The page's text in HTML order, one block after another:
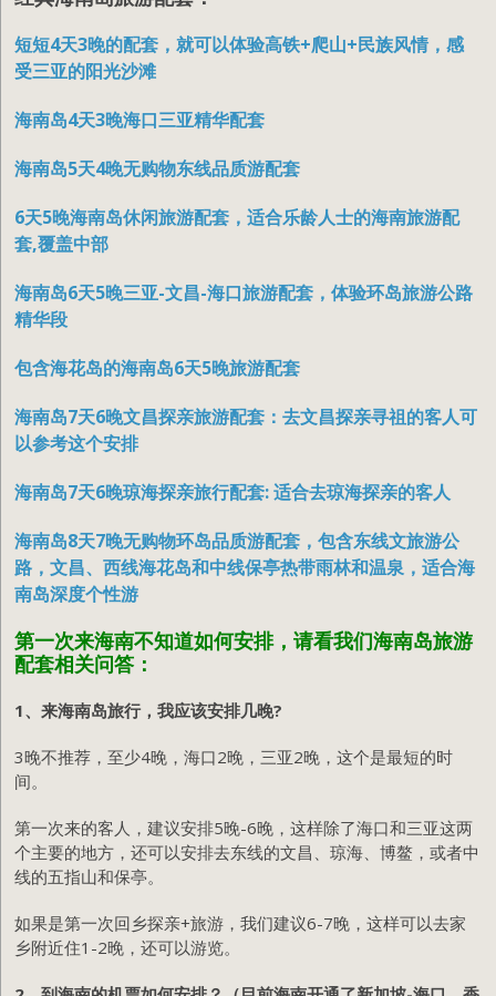
短短4天3晚的配套，就可以体验高铁+爬山+民族风情，感
受三亚的阳光沙滩
海南岛4天3晚海口三亚精华配套
海南岛5天4晚无购物东线品质游配套
6天5晚海南岛休闲旅游配套，适合乐龄人士的海南旅游配
套,覆盖中部
海南岛6天5晚三亚-文昌-海口旅游配套，体验环岛旅游公路
精华段
包含海花岛的海南岛6天5晚旅游配套
海南岛7天6晚文昌探亲旅游配套：去文昌探亲寻祖的客人可
以参考这个安排
海南岛7天6晚琼海探亲旅行配套: 适合去琼海探亲的客人
海南岛8天7晚无购物环岛品质游配套，包含东线文旅游公
路，文昌、西线海花岛和中线保亭热带雨林和温泉，适合海
南岛深度个性游
第一次来海南不知道如何安排，请看我们海南岛旅游
配套相关问答：
1、来海南岛旅行，我应该安排几晚?
3晚不推荐，至少4晚，海口2晚，三亚2晚，这个是最短的时
间。
第一次来的客人，建议安排5晚-6晚，这样除了海口和三亚这两
个主要的地方，还可以安排去东线的文昌、琼海、博鳌，或者中
线的五指山和保亭。
如果是第一次回乡探亲+旅游，我们建议6-7晚，这样可以去家
乡附近住1-2晚，还可以游览。